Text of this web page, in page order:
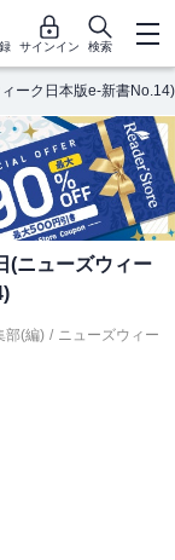
サインイン 検索
ーク日本版e-新書No.14)
(ニューズウィー
部(編) / ニューズウィー